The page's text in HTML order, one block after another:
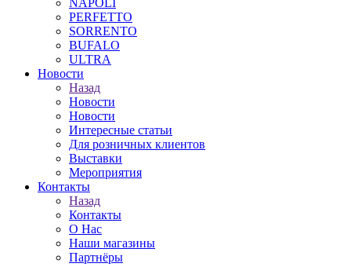
NAPOLI
PERFETTO
SORRENTO
BUFALO
ULTRA
Новости
Назад
Новости
Новости
Интересные статьи
Для розничных клиентов
Выставки
Мероприятия
Контакты
Назад
Контакты
О Нас
Наши магазины
Партнёры